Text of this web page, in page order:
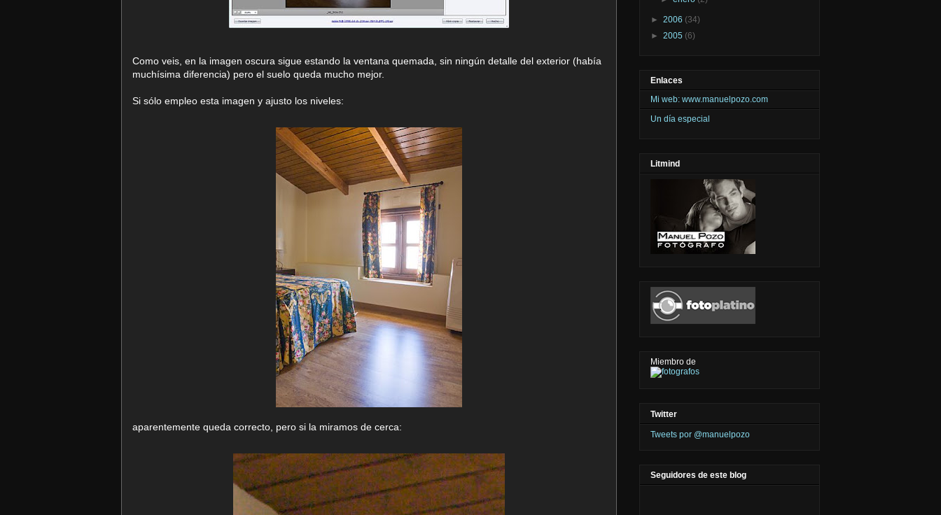
Como veis, en la imagen oscura sigue estando la ventana quemada, sin ningún detalle del exterior (había
muchísima diferencia) pero el suelo queda mucho mejor.
Si sólo empleo esta imagen y ajusto los niveles:
aparentemente queda correcto, pero si la miramos de cerca:
► 2006 (34)
► 2005 (6)
Enlaces
Mi web: www.manuelpozo.com
Un día especial
Litmind
Miembro de
Twitter
Tweets por @manuelpozo
Seguidores de este blog